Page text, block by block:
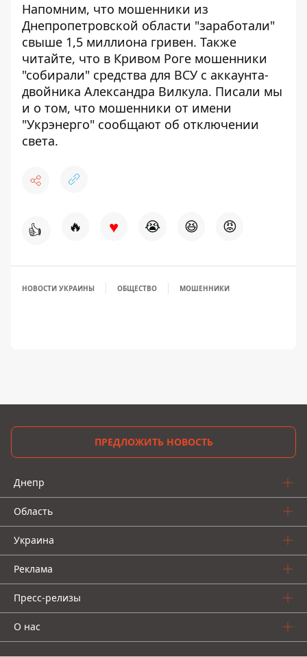
Напомним, что мошенники из
Днепропетровской области "заработали"
свыше 1,5 миллиона гривен. Также
читайте, что в Кривом Роге мошенники
"собирали" средства для ВСУ с аккаунта-
двойника Александра Вилкула. Писали мы
и о том, что мошенники от имени
"Укрэнерго" сообщают об отключении
света.
👍 🔥 ♥ 😭 😆 😡
НОВОСТИ УКРАИНЫ ОБЩЕСТВО МОШЕННИКИ
ПРЕДЛОЖИТЬ НОВОСТЬ
Днепр
Область
Украина
Реклама
Пресс-релизы
О нас